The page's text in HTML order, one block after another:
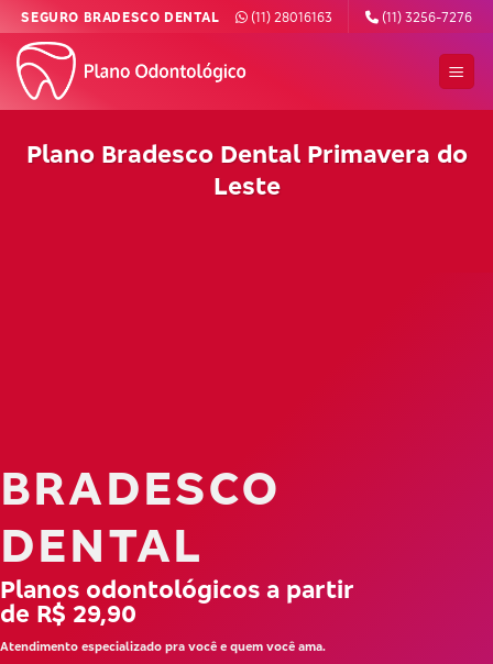
Skip
content
SEGURO BRADESCO DENTAL (11) 28016163 (11) 3256-7276
Plano Bradesco Dental Primavera do
Leste
BRADESCO
DENTAL
Planos odontológicos a partir
de R$ 29,90
Atendimento especializado pra você e quem você ama.